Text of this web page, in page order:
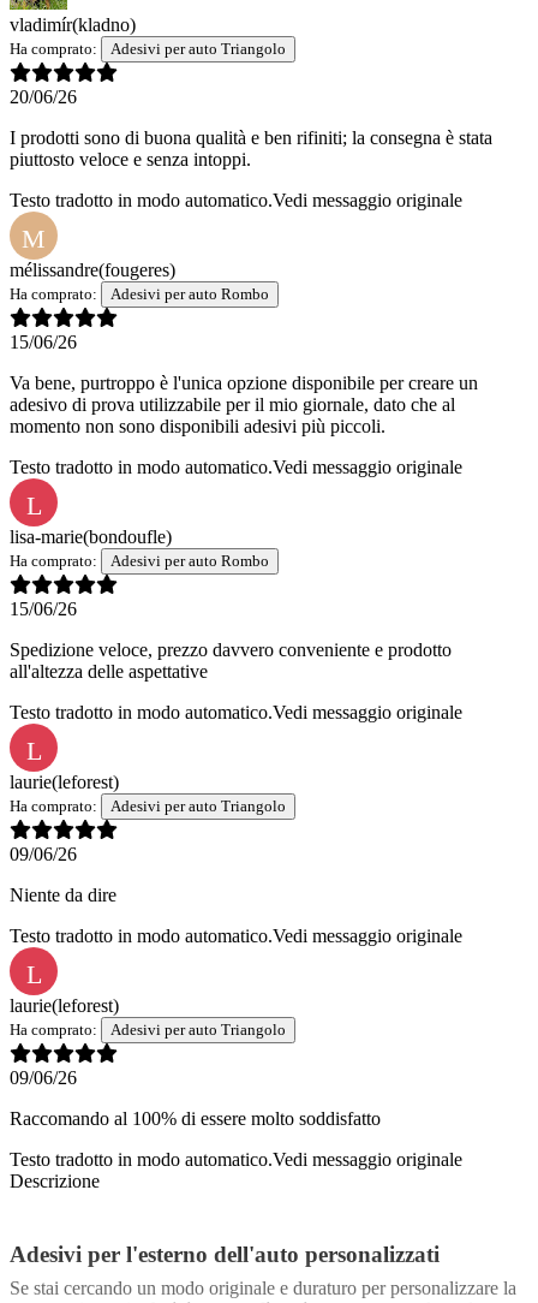
vladimír(kladno)
Ha comprato: Adesivi per auto Triangolo
20/06/26
I prodotti sono di buona qualità e ben rifiniti; la consegna è stata
piuttosto veloce e senza intoppi.
Testo tradotto in modo automatico.Vedi messaggio originale
M
mélissandre(fougeres)
Ha comprato: Adesivi per auto Rombo
15/06/26
Va bene, purtroppo è l'unica opzione disponibile per creare un
adesivo di prova utilizzabile per il mio giornale, dato che al
momento non sono disponibili adesivi più piccoli.
Testo tradotto in modo automatico.Vedi messaggio originale
L
lisa-marie(bondoufle)
Ha comprato: Adesivi per auto Rombo
15/06/26
Spedizione veloce, prezzo davvero conveniente e prodotto
all'altezza delle aspettative
Testo tradotto in modo automatico.Vedi messaggio originale
L
laurie(leforest)
Ha comprato: Adesivi per auto Triangolo
09/06/26
Niente da dire
Testo tradotto in modo automatico.Vedi messaggio originale
L
laurie(leforest)
Ha comprato: Adesivi per auto Triangolo
09/06/26
Raccomando al 100% di essere molto soddisfatto
Testo tradotto in modo automatico.Vedi messaggio originale
Descrizione
Adesivi per l'esterno dell'auto personalizzati
Se stai cercando un modo originale e duraturo per personalizzare la